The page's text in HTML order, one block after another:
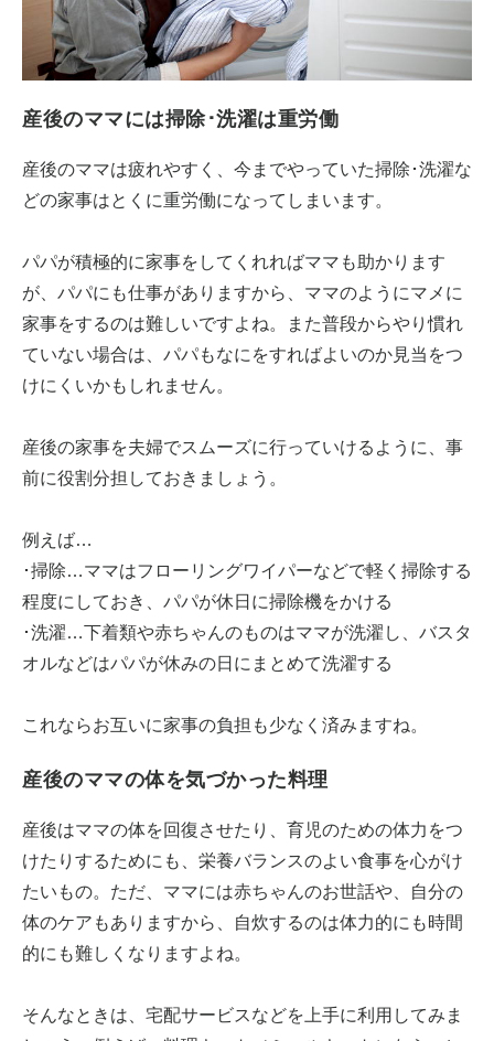
産後のママには掃除･洗濯は重労働
産後のママは疲れやすく、今までやっていた掃除･洗濯な
どの家事はとくに重労働になってしまいます。
パパが積極的に家事をしてくれればママも助かります
が、パパにも仕事がありますから、ママのようにマメに
家事をするのは難しいですよね。また普段からやり慣れ
ていない場合は、パパもなにをすればよいのか見当をつ
けにくいかもしれません。
産後の家事を夫婦でスムーズに行っていけるように、事
前に役割分担しておきましょう。
例えば…
･掃除…ママはフローリングワイパーなどで軽く掃除する
程度にしておき、パパが休日に掃除機をかける
･洗濯…下着類や赤ちゃんのものはママが洗濯し、バスタ
オルなどはパパが休みの日にまとめて洗濯する
これならお互いに家事の負担も少なく済みますね。
産後のママの体を気づかった料理
産後はママの体を回復させたり、育児のための体力をつ
けたりするためにも、栄養バランスのよい食事を心がけ
たいもの。ただ、ママには赤ちゃんのお世話や、自分の
体のケアもありますから、自炊するのは体力的にも時間
的にも難しくなりますよね。
そんなときは、宅配サービスなどを上手に利用してみま